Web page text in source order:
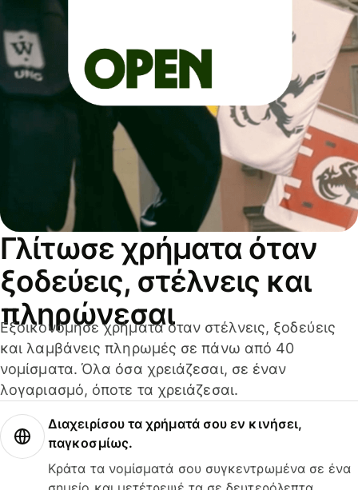
Γλίτωσε χρήματα όταν
ξοδεύεις, στέλνεις και
πληρώνεσαι
Εξοικονόμησε χρήματα όταν στέλνεις, ξοδεύεις
και λαμβάνεις πληρωμές σε πάνω από 40
νομίσματα. Όλα όσα χρειάζεσαι, σε έναν
λογαριασμό, όποτε τα χρειάζεσαι.
Διαχειρίσου τα χρήματά σου εν κινήσει,
παγκοσμίως.
Κράτα τα νομίσματά σου συγκεντρωμένα σε ένα